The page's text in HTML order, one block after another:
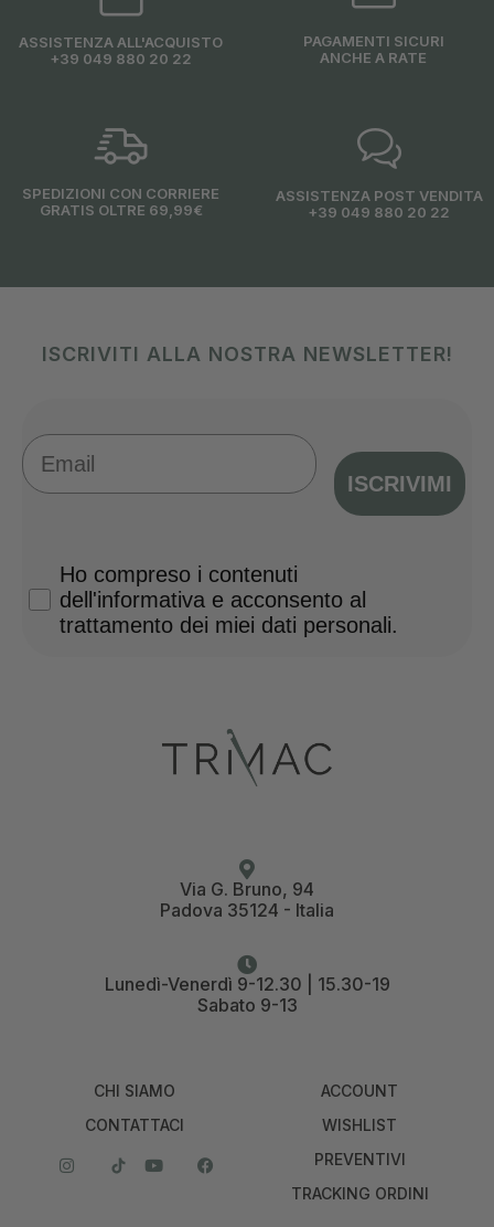
ASSISTENZA ALL'ACQUISTO
+39 049 880 20 22
PAGAMENTI SICURI
ANCHE A RATE
SPEDIZIONI CON CORRIERE
GRATIS OLTRE 69,99€
ASSISTENZA POST VENDITA
+39 049 880 20 22
ISCRIVITI ALLA NOSTRA NEWSLETTER!
Email
ISCRIVIMI
Privacy Policy
Ho compreso i contenuti
dell'informativa e acconsento al
trattamento dei miei dati personali.
Via G. Bruno, 94
Padova 35124 - Italia
Lunedì-Venerdì 9-12.30 | 15.30-19
Sabato 9-13
CHI SIAMO
CONTATTACI
ACCOUNT
WISHLIST
PREVENTIVI
TRACKING ORDINI